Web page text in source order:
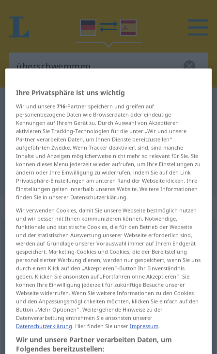
Deutsch-Spanisch Wörterbuch überschwemmen
Deutsch-Spanisch Übersetzung für
"überschwemmen"
"überschwemmen" Spanisch
Übersetzung
„überschwemmen“: transitives Verb
überschwemmen v/t <ohne ge>
Übersicht aller Übersetzungen
(Für mehr Details die Übersetzung anklicken/antippen)
inundar
inundar überschwemmen FIG
Ihre Privatsphäre ist uns wichtig
Wir und unsere716-Partner speichern und greifen auf
personenbezogene Daten wie Browserdaten oder eindeutige
Kennungen auf Ihrem Gerät zu. Durch Auswahl von Akzeptieren
aktivieren Sie Tracking-Technologien für die unter „Wir und unsere
Partner verarbeiten Daten, um Ihnen Dienste bereitzustellen“
aufgeführten Zwecke. Wenn Tracker deaktiviert sind, sind manche
Inhalte und Anzeigen möglicherweise nicht mehr so relevant für Sie. Sie
können dieses Menü jederzeit wieder aufrufen, um Ihre Einstellungen zu
ändern oder Ihre Einwilligung zu widerrufen, indem Sie auf den Link
Privatsphäre-Einstellungen am unteren Rand der Webseite klicken. Ihre
Einstellungen gelten innerhalb unseres Website. Weitere Informationen
finden Sie in unserer Datenschutzerklärung.
Wir verwenden Cookies, damit Sie unsere Webseite bestmöglich nutzen
und wir besser mit Ihnen kommunizieren können. Notwendige,
funktionale und statistische Cookies, die für den Betrieb der Webseite
und der statistischen Auswertung unserer Webseite erforderlich sind,
werden auf Grundlage unserer Vorauswahl immer auf Ihrem Endgerät
gespeichert. Marketing-Cookies und Cookies, die der Bereitstellung
personalisierter Werbung dienen, werden nur gespeichert, wenn Sie uns
durch einen Klick auf den „Akzeptieren“-Button Ihr Einverständnis
geben. Klicken Sie ansonsten auf „Fortfahren ohne Akzeptieren“. Sie
können Ihre Einwilligung jederzeit für zukünftige Besuche unserer
Webseite widerrufen. Wenn Sie weitere Informationen zu den Cookies
und den Anpassungsmöglichkeiten möchten, klicken Sie einfach auf den
Button „Mehr Optionen“. Weitergehende Hinweise zu der
Datenverarbeitung entnehmen Sie ansonsten unserer
Datenschutzerklärung. Hier finden Sie unserImpressum.
Wir und unsere Partner verarbeiten Daten, um
Folgendes bereitzustellen: